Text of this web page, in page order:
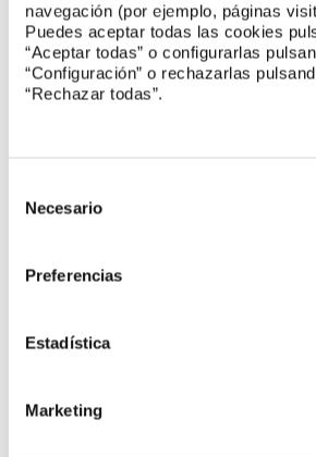
navegación (por ejemplo, páginas
Puedes aceptar todas las cookies
“Aceptar todas” o configurarlas
“Configuración” o rechazarlas
“Rechazar todas”.
Necesario
Preferencias
Estadística
Marketing
Noticias UNE
Finaliza el ciclo de Encuentros
ultravioleta